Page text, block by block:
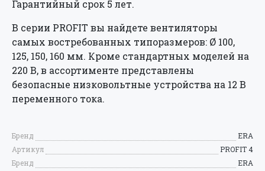
Гарантийный срок 5 лет.
В серии PROFIT вы найдете вентиляторы
самых востребованных типоразмеров: Ø 100,
125, 150, 160 мм. Кроме стандартных моделей на
220 В, в ассортименте представлены
безопасные низковольтные устройства на 12 В
переменного тока.
Бренд
ERA
Артикул
PROFIT 4
Бренд
ERA